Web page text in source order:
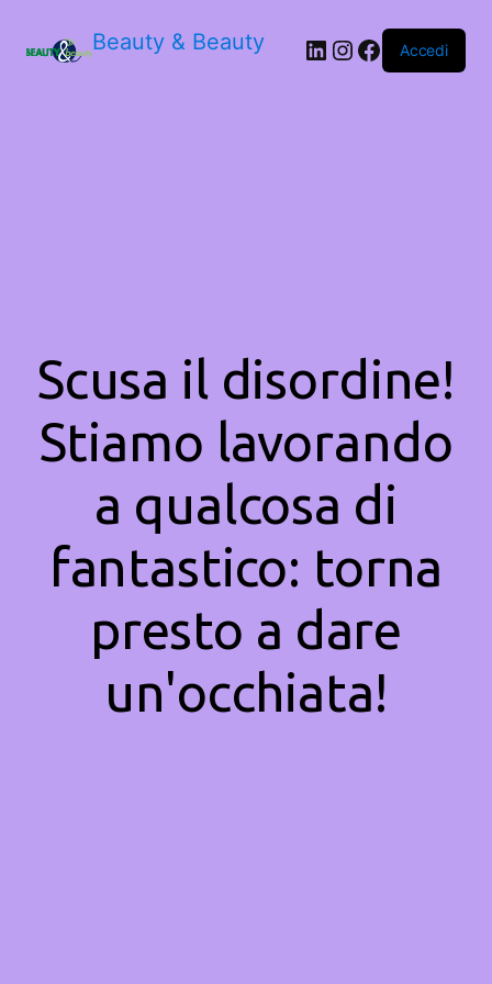
Beauty & Beauty LinkedIn
Instagram
Facebook
Accedi
Scusa il disordine!
Stiamo lavorando
a qualcosa di
fantastico: torna
presto a dare
un'occhiata!